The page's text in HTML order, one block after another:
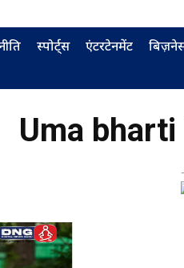
स्पोर्ट्स एंटरटेनमेंट
Uma